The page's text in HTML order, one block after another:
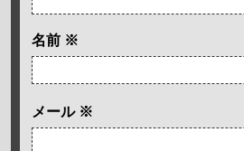
名前 ※
メール ※